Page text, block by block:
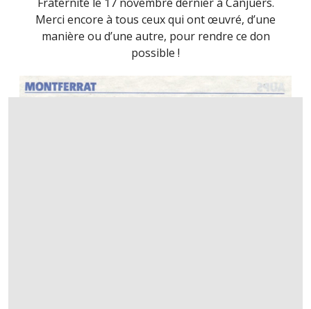
Merci encore à tous ceux qui ont œuvré, d’une
manière ou d’une autre, pour rendre ce don
possible !